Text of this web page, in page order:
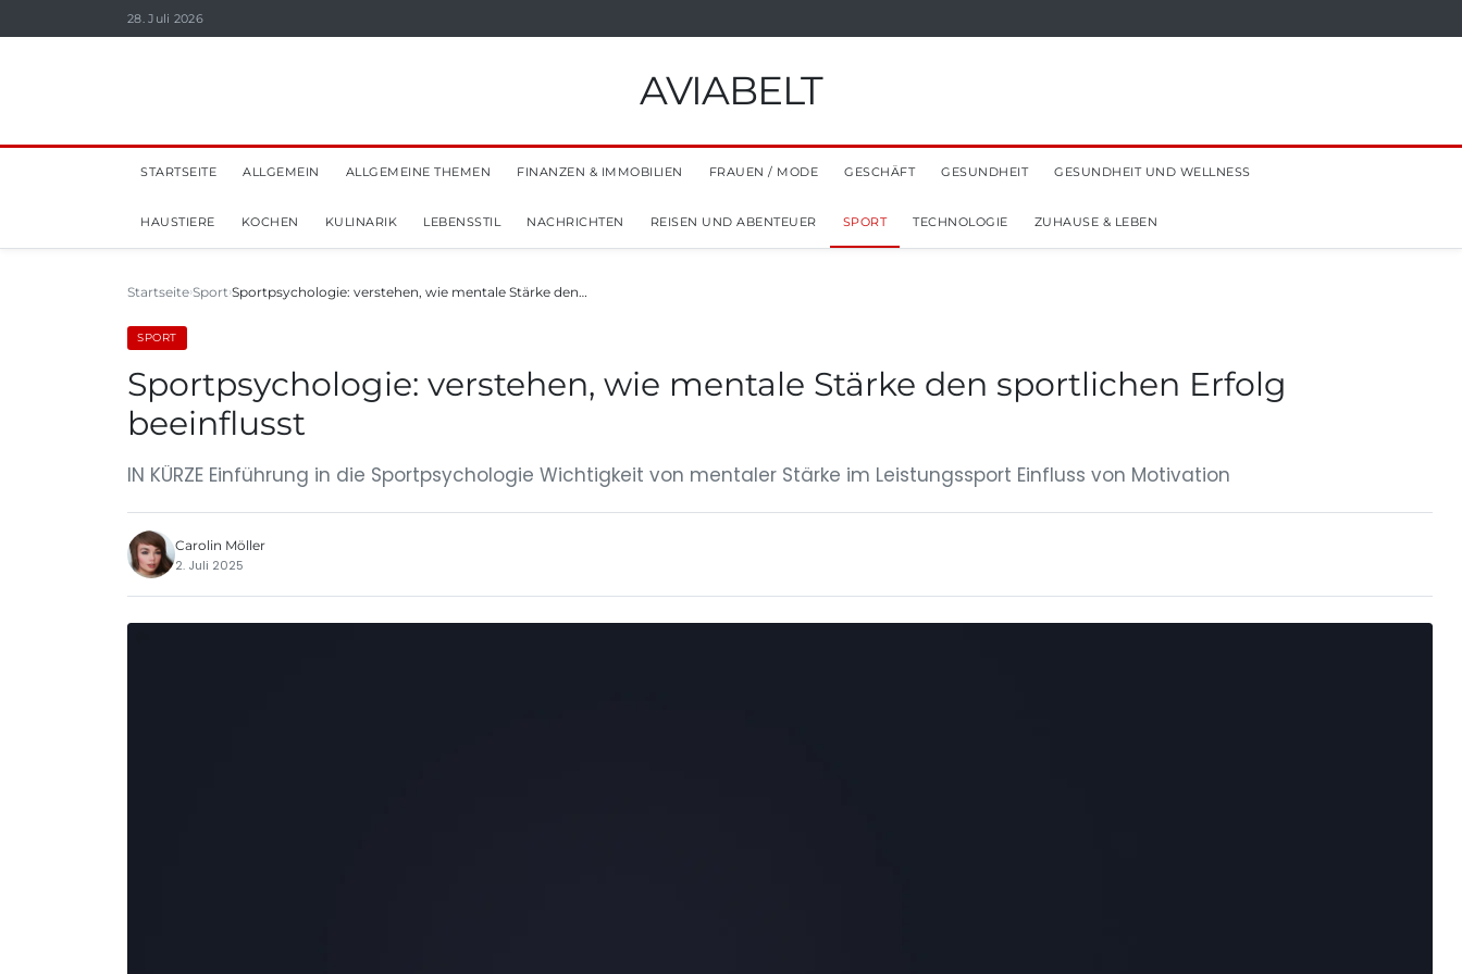
28. Juli 2026
AVIABELT
STARTSEITE ALLGEMEIN ALLGEMEINE THEMEN FINANZEN & IMMOBILIEN FRAUEN / MODE GESCHÄFT GESUNDHEIT GESUNDHEIT UND WELLNESS
HAUSTIERE KOCHEN KULINARIK LEBENSSTIL NACHRICHTEN REISEN UND ABENTEUER SPORT TECHNOLOGIE ZUHAUSE & LEBEN
Startseite Sport Sportpsychologie: verstehen, wie mentale Stärke den…
SPORT
Sportpsychologie: verstehen, wie mentale Stärke den sportlichen Erfolg
beeinflusst
IN KÜRZE Einführung in die Sportpsychologie Wichtigkeit von mentaler Stärke im Leistungssport Einfluss von Motivation
Carolin Möller
2. Juli 2025